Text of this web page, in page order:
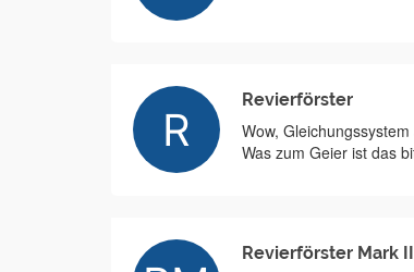
Revierförster
Wow,
Was zum Geier ist das
Revierförster Mark II